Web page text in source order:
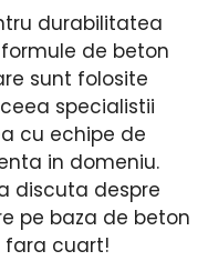
durabilitatea
de beton
sunt folosite
specialistii
cu echipe de
in domeniu.
discuta despre
pe baza de beton
fara cuart!